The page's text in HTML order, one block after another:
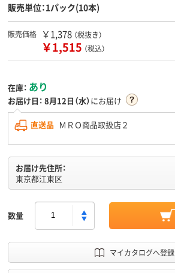
販売単位：1パック(10本)
販売価格 ￥1,378 （税抜き）
￥1,515 （税込）
在庫： あり
お届け日： 8月12日（水）にお届け
直送品 ＭＲＯ商品取扱店２
お届け先住所：
東京都江東区
数量
マイカタログへ登録